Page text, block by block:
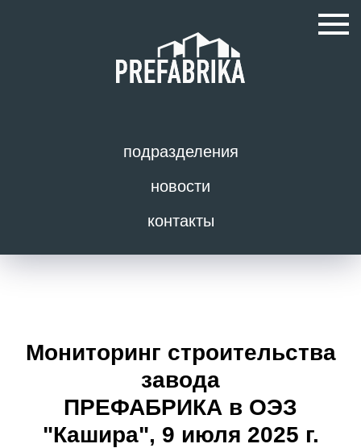
подразделения
новости
контакты
Мониторинг строительства
завода
ПРЕФАБРИКА в ОЭЗ
"Кашира", 9 июля 2025 г.